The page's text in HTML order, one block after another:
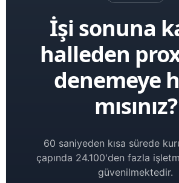
İşi sonuna
halleden
denemeye
mısınız?
60 saniyeden kısa sürede
çapında 24.100'den fazla
güvenilmektedir.